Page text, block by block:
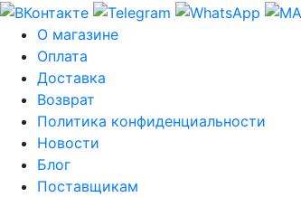
О магазине
Оплата
Доставка
Возврат
Политика конфиденциальности
Новости
Блог
Поставщикам